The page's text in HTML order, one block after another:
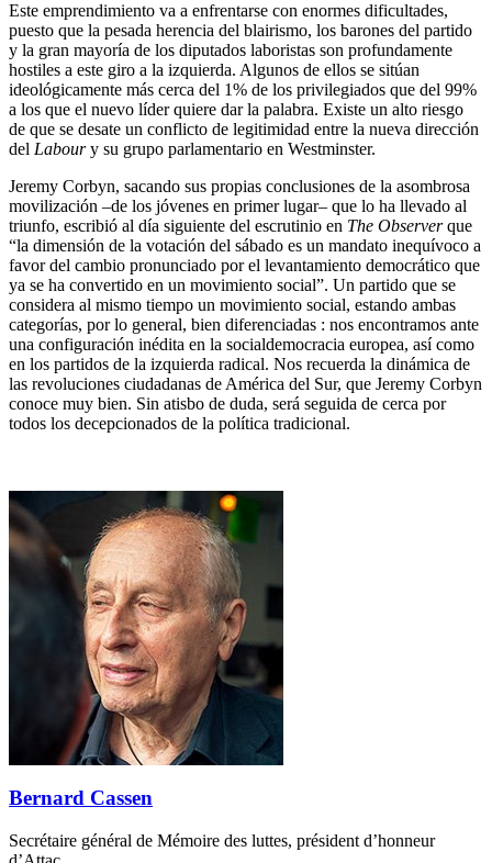
Este emprendimiento va a enfrentarse con enormes dificultades,
puesto que la pesada herencia del blairismo, los barones del partido
y la gran mayoría de los diputados laboristas son profundamente
hostiles a este giro a la izquierda. Algunos de ellos se sitúan
ideológicamente más cerca del 1% de los privilegiados que del 99%
a los que el nuevo líder quiere dar la palabra. Existe un alto riesgo
de que se desate un conflicto de legitimidad entre la nueva dirección
del Laboury su grupo parlamentario en Westminster.
Jeremy Corbyn, sacando sus propias conclusiones de la asombrosa
movilización –de los jóvenes en primer lugar– que lo ha llevado al
triunfo, escribió al día siguiente del escrutinio en The Observerque
“la dimensión de la votación del sábado es un mandato inequívoco a
favor del cambio pronunciado por el levantamiento democrático que
ya se ha convertido en un movimiento social”. Un partido que se
considera al mismo tiempo un movimiento social, estando ambas
categorías, por lo general, bien diferenciadas : nos encontramos ante
una configuración inédita en la socialdemocracia europea, así como
en los partidos de la izquierda radical. Nos recuerda la dinámica de
las revoluciones ciudadanas de América del Sur, que Jeremy Corbyn
conoce muy bien. Sin atisbo de duda, será seguida de cerca por
todos los decepcionados de la política tradicional.
Bernard Cassen
Secrétaire général de Mémoire des luttes, président d’honneur